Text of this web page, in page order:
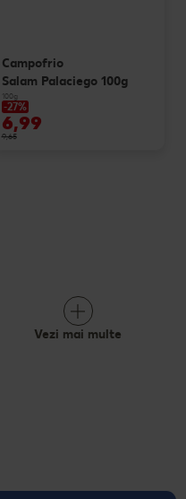
Campofrio
Salam Palaciego 100g
100g
-27%
6,99
9,65
Vezi mai multe